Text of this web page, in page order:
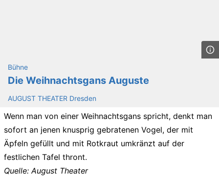
Bühne
Die Weihnachtsgans Auguste
AUGUST THEATER Dresden
Wenn man von einer Weihnachtsgans spricht, denkt man
sofort an jenen knusprig gebratenen Vogel, der mit
Äpfeln gefüllt und mit Rotkraut umkränzt auf der
festlichen Tafel thront.
Quelle: August Theater